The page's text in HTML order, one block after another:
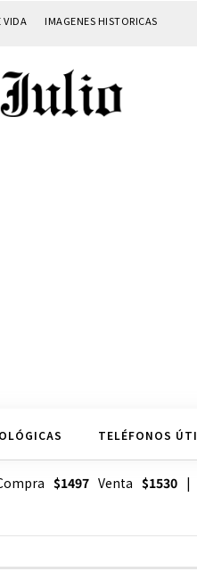
VIDA IMAGENES HISTORICAS
TELÉFONOS
$1497Venta $1530|